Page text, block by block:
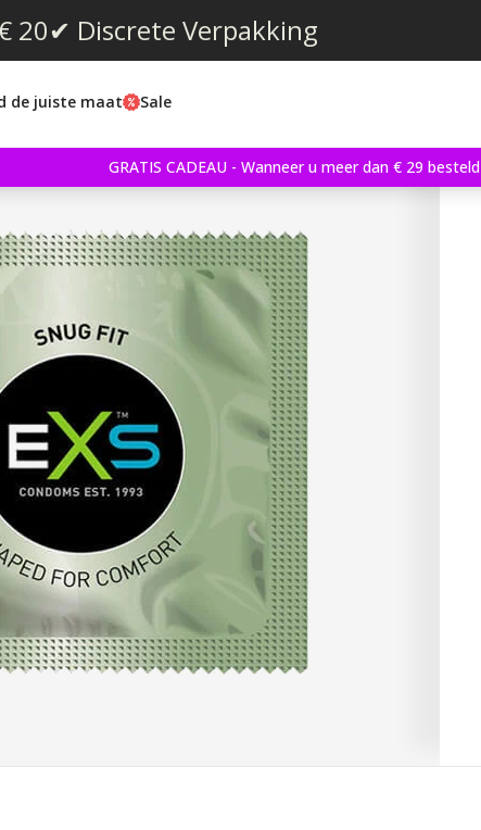
20✔ Discrete Verpakking
de juiste maat Sale
GRATIS CADEAU - Wanneer u meer dan € 29 besteld